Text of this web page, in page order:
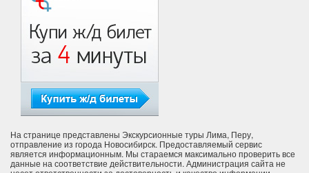
На странице представлены Экскурсионные туры Лима, Перу,
отправление из города Новосибирск. Предоставляемый сервис
является информационным. Мы стараемся максимально проверить все
данные на соответствие действительности. Администрация сайта не